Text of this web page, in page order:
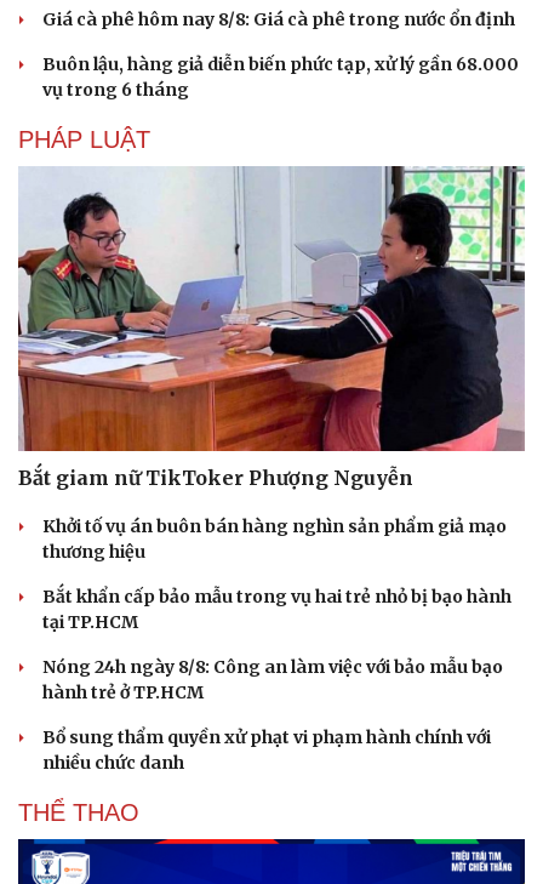
Giá cà phê hôm nay 8/8: Giá cà phê trong nước ổn định
Buôn lậu, hàng giả diễn biến phức tạp, xử lý gần 68.000
vụ trong 6 tháng
PHÁP LUẬT
Bắt giam nữ TikToker Phượng Nguyễn
Khởi tố vụ án buôn bán hàng nghìn sản phẩm giả mạo
thương hiệu
Bắt khẩn cấp bảo mẫu trong vụ hai trẻ nhỏ bị bạo hành
tại TP.HCM
Nóng 24h ngày 8/8: Công an làm việc với bảo mẫu bạo
hành trẻ ở TP.HCM
Bổ sung thẩm quyền xử phạt vi phạm hành chính với
nhiều chức danh
THỂ THAO